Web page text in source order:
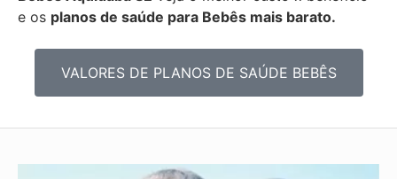
e os planos de saúde para Bebês mais barato.
VALORES DE PLANOS DE SAÚDE BEBÊS